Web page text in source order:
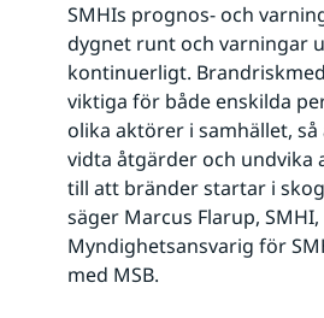
SMHIs prognos- och
dygnet runt och varningar
kontinuerligt.
viktiga för både enskilda
olika aktörer i samhället,
vidta åtgärder och undvika
till att bränder startar i
säger Marcus Flarup, SMHI,
Myndighetsansvarig för
med MSB.